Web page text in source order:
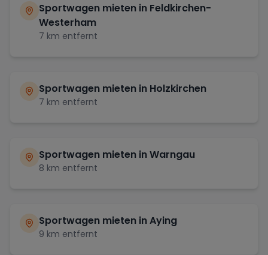
Sportwagen mieten in Feldkirchen-
Westerham
7 km entfernt
Sportwagen mieten in Holzkirchen
7 km entfernt
Sportwagen mieten inWarngau
8 km entfernt
Sportwagen mieten inAying
9 km entfernt